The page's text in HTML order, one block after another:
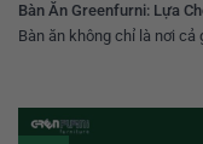
Bàn Ăn Greenfurni: Lựa
Bàn ăn không chỉ là nơi cả